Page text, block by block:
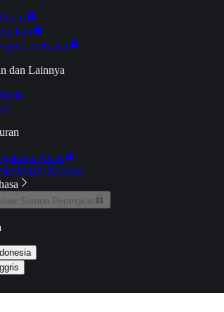
Tontonan
dan Lainnya
Akun
Jaringan
Semua Perangkat